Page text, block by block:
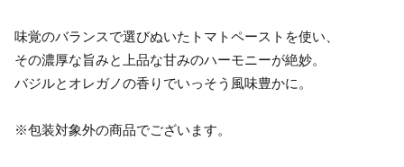
味覚のバランスで選びぬいたトマトペーストを使い、
その濃厚な旨みと上品な甘みのハーモニーが絶妙。
バジルとオレガノの香りでいっそう風味豊かに。
※包装対象外の商品でございます。